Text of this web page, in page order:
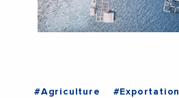
#Agriculture #Exportation